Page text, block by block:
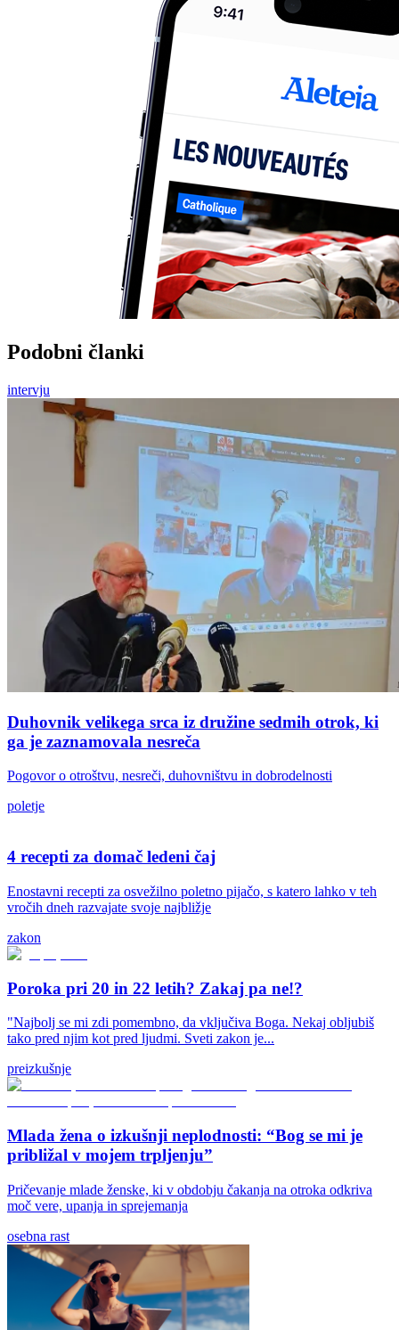
Podobni članki
intervju
Duhovnik velikega srca iz družine sedmih otrok, ki
ga je zaznamovala nesreča
Pogovor o otroštvu, nesreči, duhovništvu in dobrodelnosti
poletje
4 recepti za domač ledeni čaj
Enostavni recepti za osvežilno poletno pijačo, s katero lahko v teh
vročih dneh razvajate svoje najbližje
zakon
Poroka pri 20 in 22 letih? Zakaj pa ne!?
"Najbolj se mi zdi pomembno, da vključiva Boga. Nekaj obljubiš
tako pred njim kot pred ljudmi. Sveti zakon je...
preizkušnje
Mlada žena o izkušnji neplodnosti: “Bog se mi je
približal v mojem trpljenju”
Pričevanje mlade ženske, ki v obdobju čakanja na otroka odkriva
moč vere, upanja in sprejemanja
osebna rast